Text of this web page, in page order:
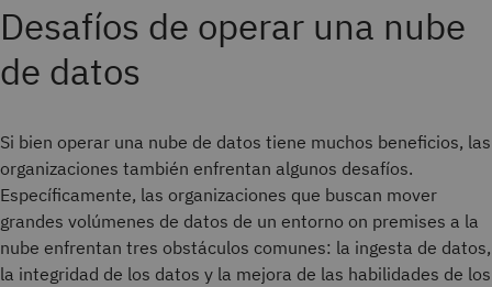
Desafíos de operar una nube
de datos
Si bien operar una nube de datos tiene muchos beneficios, las
organizaciones también enfrentan algunos desafíos.
Específicamente, las organizaciones que buscan mover
grandes volúmenes de datos de un entorno on premises a la
nube enfrentan tres obstáculos comunes: la ingesta de datos,
la integridad de los datos y la mejora de las habilidades de los